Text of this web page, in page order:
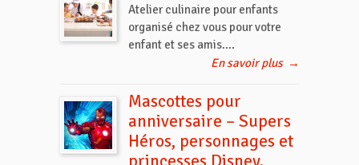
Atelier culinaire pour enfants
organisé chez vous pour votre
enfant et ses amis....
En savoir plus →
Mascottes pour
anniversaire – Supers
Héros, personnages et
princesses Disney.